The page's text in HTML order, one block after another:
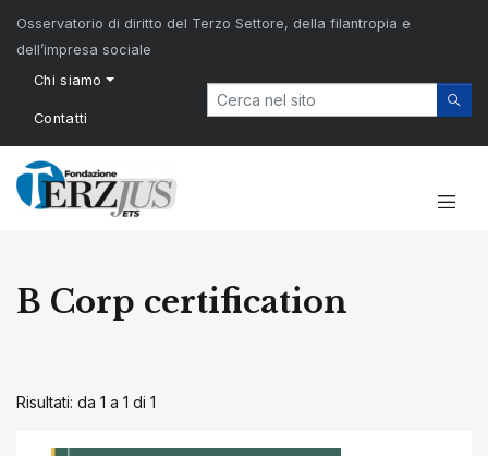
Osservatorio di diritto del Terzo Settore, della filantropia e
dell’impresa sociale
Chi siamo
Contatti
B Corp certification
Risultati: da 1 a 1 di 1